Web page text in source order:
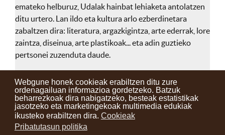
Webgune honek cookieak erabiltzen ditu zure
ordenagailuan informazioa gordetzeko. Batzuk
beharrezkoak dira nabigatzeko, besteak estatistikak
jasotzeko eta marketingekoak multimedia edukiak
ikusteko erabiltzen dira. Cookieak
Pribatutasun politika
emateko helburuz, Udalak hainbat lehiaketa antolatzen
ditu urtero. Lan ildo eta kultura arlo ezberdinetara
zabaltzen dira: literatura, argazkigintza, arte ederrak, lore
zaintza, diseinua, arte plastikoak... eta adin guztieko
pertsonei zuzenduta daude.
Kontaktuak Erabilera baldintzak Lege oharra
Berriak
Zure iritzia